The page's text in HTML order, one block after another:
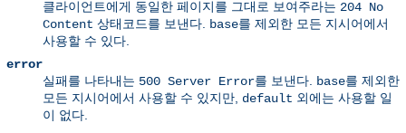
클라이언트에게 동일한 페이지를 그대로 보여주라는 204 No
Content 상태코드를 보낸다. base를 제외한 모든 지시어에서
사용할 수 있다.
error
실패를 나타내는 500 Server Error를 보낸다. base를 제외한
모든 지시어에서 사용할 수 있지만, default 외에는 사용할 일
이 없다.